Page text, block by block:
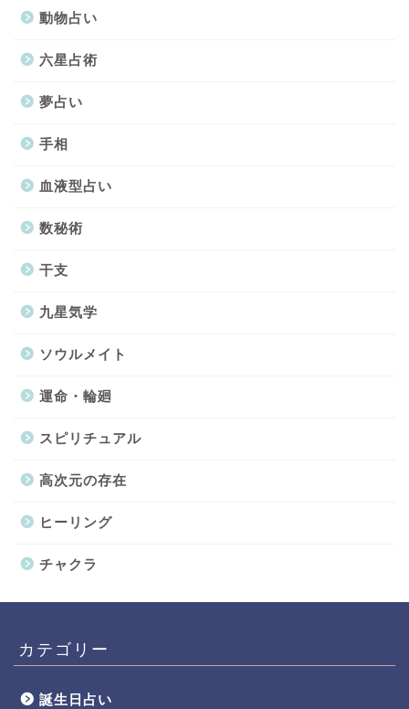
動物占い
六星占術
夢占い
手相
血液型占い
数秘術
干支
九星気学
ソウルメイト
運命・輪廻
スピリチュアル
高次元の存在
ヒーリング
チャクラ
カテゴリー
誕生日占い